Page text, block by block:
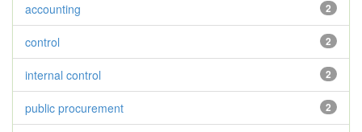
2
accounting
2
control
2
internal control
2
public procurement